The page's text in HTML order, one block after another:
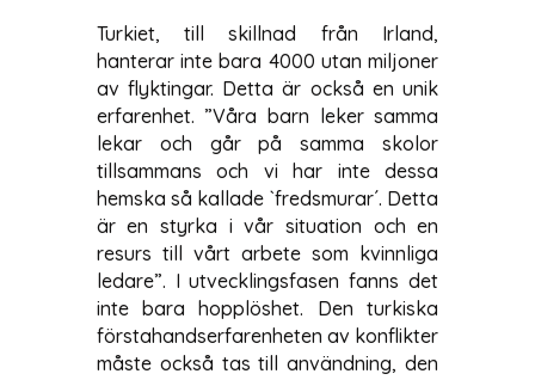
Turkiet, till skillnad från Irland,
hanterar inte bara 4000 utan miljoner
av flyktingar. Detta är också en unik
erfarenhet. ”Våra barn leker samma
lekar och går på samma skolor
tillsammans och vi har inte dessa
hemska så kallade `fredsmurar´. Detta
är en styrka i vår situation och en
resurs till vårt arbete som kvinnliga
ledare”. I utvecklingsfasen fanns det
inte bara hopplöshet. Den turkiska
förstahandserfarenheten av konflikter
måste också tas till användning, den